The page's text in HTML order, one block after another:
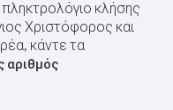
κλήσης
Χριστόφορος και
κάντε τα
αριθμός